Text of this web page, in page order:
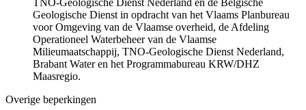
Geologische Dienst in opdracht van het Vlaams Planbureau
voor Omgeving van de Vlaamse overheid, de Afdeling
Operationeel Waterbeheer van de Vlaamse
Milieumaatschappij, TNO-Geologische Dienst Nederland,
Brabant Water en het Programmabureau KRW/DHZ
Maasregio.
Overige beperkingen